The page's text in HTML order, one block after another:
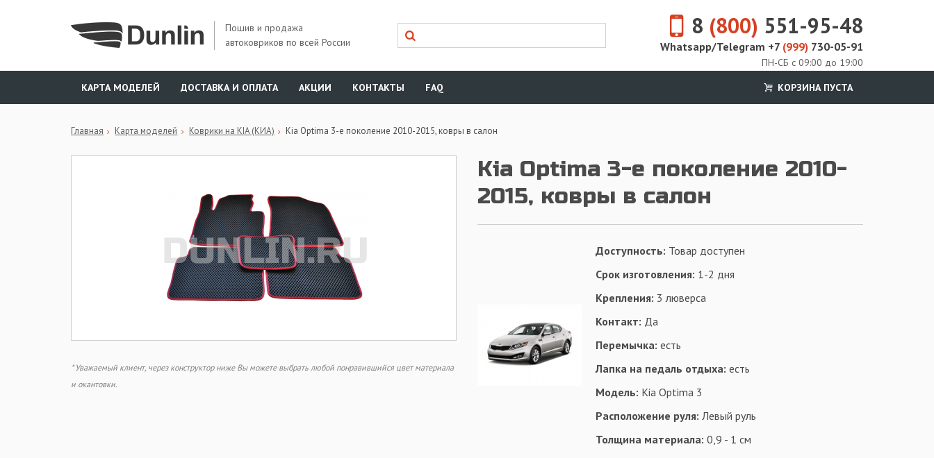
Пошив и продажа
автоковриков по всей России
8 (800) 551-95-48
Whatsapp/Telegram +7 (999) 730-05-91
ПН-СБ с 09:00 до 19:00
КАРТА МОДЕЛЕЙ
ДОСТАВКА И ОПЛАТА АКЦИИ КОНТАКТЫ FAQ КОРЗИНА ПУСТА
Главная Карта моделей Коврики на KIA (КИА) Kia Optima 3-е поколение 2010-2015, ковры в салон
Kia Optima 3-е поколение 2010-
2015, ковры в салон
* Уважаемый клиент, через конструктор ниже Вы можете выбрать любой понравившийся цвет материала
и окантовки.
Доступность: Товар доступен
Срок изготовления: 1-2 дня
Крепления: 3 люверса
Контакт: Да
Перемычка: есть
Лапка на педаль отдыха: есть
Модель: Kia Optima 3
Расположение руля: Левый руль
Толщина материала: 0,9 - 1 см